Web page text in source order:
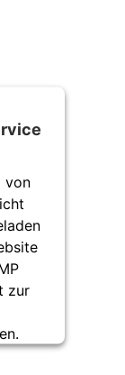
von
zur